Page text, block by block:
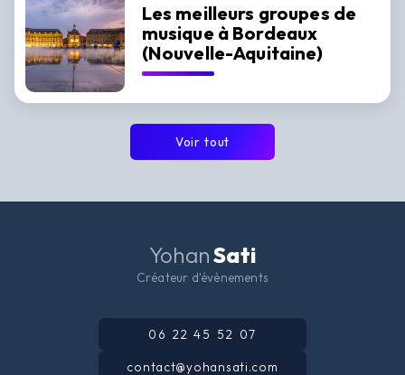
Les meilleurs groupes de
musique à Bordeaux
(Nouvelle-Aquitaine)
Voir tout
YohanSati
Créateur d'évènements
06 22 45 52 07
contact@yohansati.com